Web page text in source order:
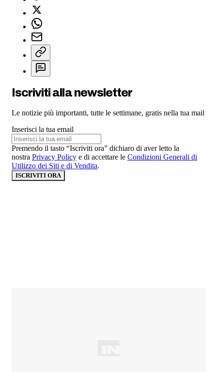
Iscriviti alla newsletter
Le notizie più importanti, tutte le settimane, gratis nella tua mail
Inserisci la tua email
Premendo il tasto “Iscriviti ora” dichiaro di aver letto la
nostra Privacy Policy e di accettare le Condizioni Generali di
Utilizzo dei Siti e di Vendita.
ISCRIVITI ORA